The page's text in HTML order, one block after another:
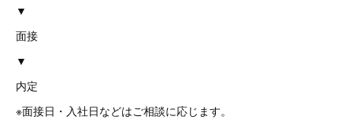
▼
面接
▼
内定
※面接日・入社日などはご相談に応じます。